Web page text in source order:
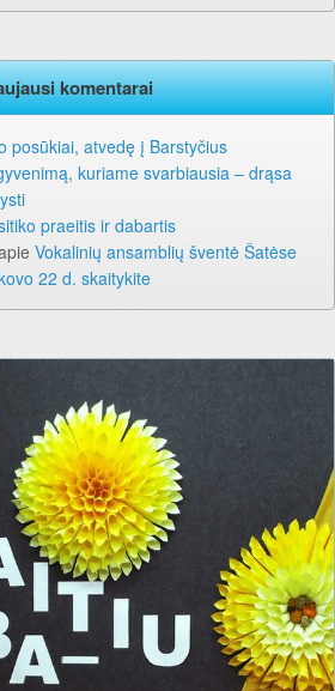
komentarai
posūkiai, atvedę į Barstyčius
kuriame svarbiausia – drąsa
praeitis ir dabartis
Vokalinių ansamblių šventė Šatėse
22 d. skaitykite